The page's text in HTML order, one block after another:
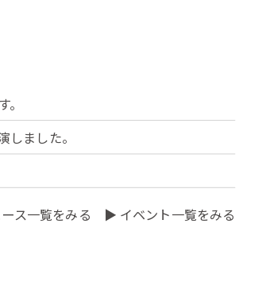
ました。
ス一覧をみる ▶ イベント一覧をみる